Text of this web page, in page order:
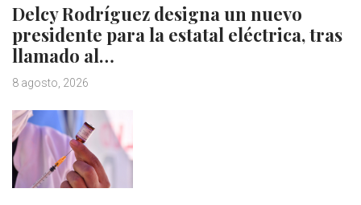
Delcy Rodríguez designa un nuevo
presidente para la estatal eléctrica, tras
llamado al…
8 agosto, 2026